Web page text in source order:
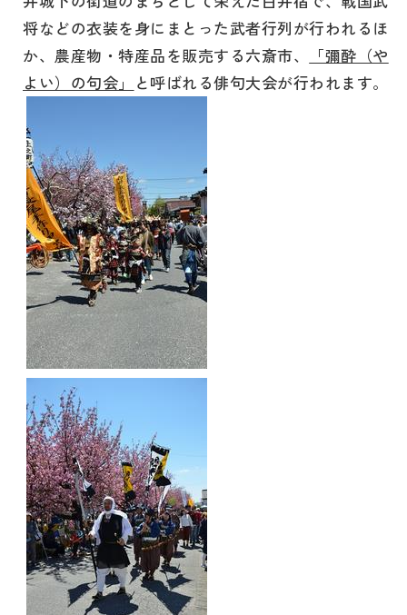
将などの衣装を身にまとった武者行列が行われるほ
か、農産物・特産品を販売する六斎市、
「彌酔（や
よい）の句会」 と呼ばれる俳句大会が行われます。